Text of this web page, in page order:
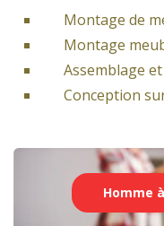
Montage de
Montage
Assemblage
Conception
Homme